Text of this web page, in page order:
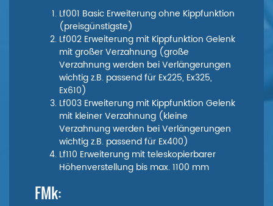
Lf001 Basic Erweiterung ohne Kippfunktion
(preisgünstigste)
Lf002 Erweiterung mit Kippfunktion Gelenk
mit großer Verzahnung (große
Verzahnung werden bei Verlängerungen
wichtig z.B. passend für Ex225, Ex325,
Ex610)
Lf003 Erweiterung mit Kippfunktion Gelenk
mit kleiner Verzahnung (kleine
Verzahnung werden bei Verlängerungen
wichtig z.B. passend für Ex400)
Lf110 Erweiterung mit teleskopierbarer
Höhenverstellung bis max. 1100 mm
FMk: